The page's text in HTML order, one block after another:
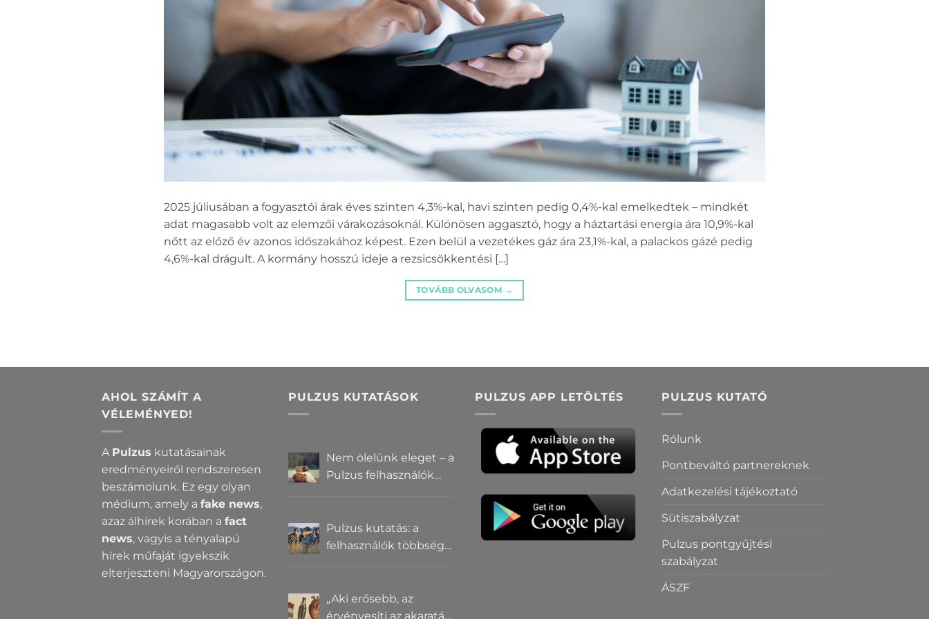
2025 júliusában a fogyasztói árak éves szinten 4,3%-kal, havi szinten pedig 0,4%-kal emelkedtek – mindkét
adat magasabb volt az elemzői várakozásoknál. Különösen aggasztó, hogy a háztartási energia ára 10,9%-kal
nőtt az előző év azonos időszakához képest. Ezen belül a vezetékes gáz ára 23,1%-kal, a palackos gázé pedig
4,6%-kal drágult. A kormány hosszú ideje a rezsicsökkentési […]
TOVÁBB OLVASOM →
AHOL SZÁMÍT A
VÉLEMÉNYED!
A Pulzus kutatásainak
eredményeiről rendszeresen
beszámolunk. Ez egy olyan
médium, amely a fake news,
azaz álhírek korában a fact
news, vagyis a tényalapú
hírek műfaját igyekszik
elterjeszteni Magyarországon.
PULZUS KUTATÁSOK
Nem ölelünk eleget – a
Pulzus felhasználók
hiányzik a közelség
Pulzus kutatás: a
felhasználók többsége
őket
„Aki erősebb, az
érvényesíti az akaratát”
PULZUS APP LETÖLTÉS PULZUS KUTATÓ
Rólunk
Pontbeváltó partnereknek
Adatkezelési tájékoztató
Sütiszabályzat
Pulzus pontgyűjtési
szabályzat
ÁSZF